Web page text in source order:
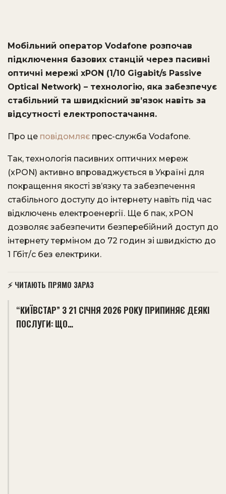
Мобільний оператор Vodafone розпочав
підключення базових станцій через пасивні
оптичні мережі xPON (1/10 Gigabit/s Passive
Optical Network) – технологію, яка забезпечує
стабільний та швидкісний зв’язок навіть за
відсутності електропостачання.
Про це повідомляє прес-служба Vodafone.
Так, технологія пасивних оптичних мереж
(xPON) активно впроваджується в Україні для
покращення якості зв’язку та забезпечення
стабільного доступу до інтернету навіть під час
відключень електроенергії. Ще б пак, xPON
дозволяє забезпечити безперебійний доступ до
інтернету терміном до 72 годин зі швидкістю до
1 Гбіт/с без електрики.
⚡ ЧИТАЮТЬ ПРЯМО ЗАРАЗ
“КИЇВСТАР” З 21 СІЧНЯ 2026 РОКУ ПРИПИНЯЄ ДЕЯКІ
ПОСЛУГИ: ЩО…